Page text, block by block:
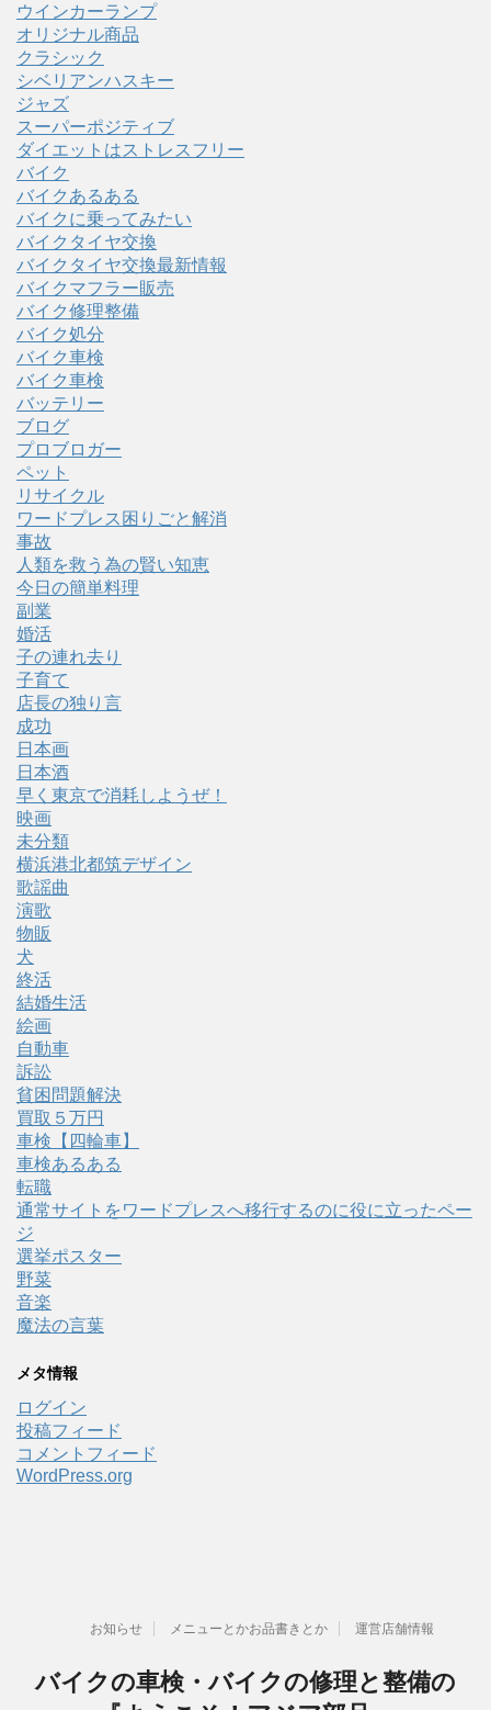
ウインカーランプ
オリジナル商品
クラシック
シベリアンハスキー
ジャズ
スーパーポジティブ
ダイエットはストレスフリー
バイク
バイクあるある
バイクに乗ってみたい
バイクタイヤ交換
バイクタイヤ交換最新情報
バイクマフラー販売
バイク修理整備
バイク処分
バイク車検
バイク車検
バッテリー
ブログ
プロブロガー
ペット
リサイクル
ワードプレス困りごと解消
事故
人類を救う為の賢い知恵
今日の簡単料理
副業
婚活
子の連れ去り
子育て
店長の独り言
成功
日本画
日本酒
早く東京で消耗しようぜ！
映画
未分類
横浜港北都筑デザイン
歌謡曲
演歌
物販
犬
終活
結婚生活
絵画
自動車
訴訟
貧困問題解決
買取５万円
車検【四輪車】
車検あるある
転職
通常サイトをワードプレスへ移行するのに役に立ったペー
ジ
選挙ポスター
野菜
音楽
魔法の言葉
メタ情報
ログイン
投稿フィード
コメントフィード
WordPress.org
お知らせ メニューとかお品書きとか 運営店舗情報
バイクの車検・バイクの修理と整備の